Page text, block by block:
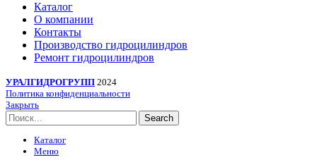
Каталог
О компании
Контакты
Производство гидроцилиндров
Ремонт гидроцилиндров
УРАЛГИДРОГРУПП 2024
Политика конфиденциальности
Закрыть
Search
Каталог
Меню